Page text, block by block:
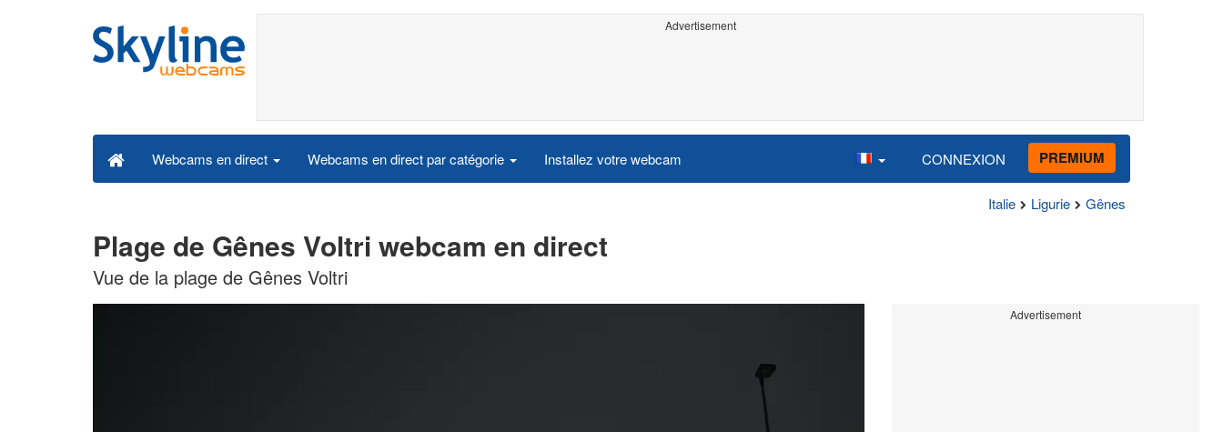
Advertisement
Webcams en direct Webcams en direct par catégorie Installez votre webcam CONNEXION PREMIUM
Italie Ligurie Gênes
Plage de Gênes Voltri webcam en direct
Vue de la plage de Gênes Voltri
Advertisement